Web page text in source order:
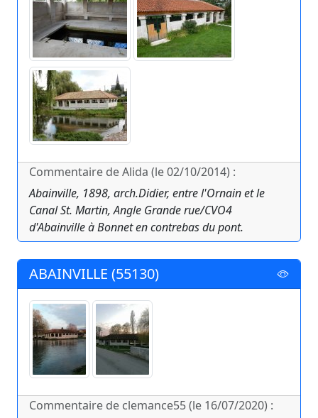
Commentaire de Alida (le 02/10/2014) :
Abainville, 1898, arch.Didier, entre l'Ornain et le
Canal St. Martin, Angle Grande rue/CVO4
d'Abainville à Bonnet en contrebas du pont.
ABAINVILLE (55130)
Commentaire de clemance55 (le 16/07/2020) :